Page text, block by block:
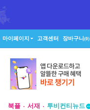
마이페이지 고객센터 장바구니(0)
북플 서재
투비컨티뉴드